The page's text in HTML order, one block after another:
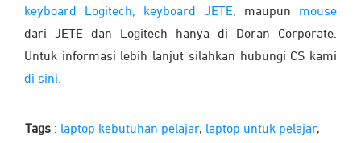
keyboard Logitech,
keyboard JETE, maupun mouse
dari JETE dan Logitech hanya di Doran Corporate.
Untuk informasi lebih lanjut silahkan hubungi CS kami
di sini.
Tags : laptop kebutuhan pelajar, laptop untuk pelajar,